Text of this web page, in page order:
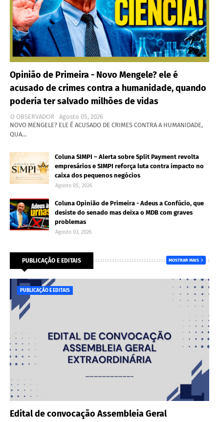
Opinião de Primeira - Novo Mengele? ele é
acusado de crimes contra a humanidade, quando
poderia ter salvado milhões de vidas
O OBSERVADOR
Agosto 05, 2026
NOVO MENGELE? ELE É ACUSADO DE CRIMES CONTRA A HUMANIDADE,
QUA…
Coluna SIMPI – Alerta sobre Split Payment revolta
empresários e SIMPI reforça luta contra impacto no
caixa dos pequenos negócios
Agosto 05, 2026
Coluna Opinião de Primeira - Adeus a Confúcio, que
desiste do senado mas deixa o MDB com graves
problemas
Agosto 03, 2026
PUBLICAÇÃO E EDITAIS MOSTRAR MAIS
PUBLICAÇÃO E EDITAIS
Edital de convocação Assembleia Geral